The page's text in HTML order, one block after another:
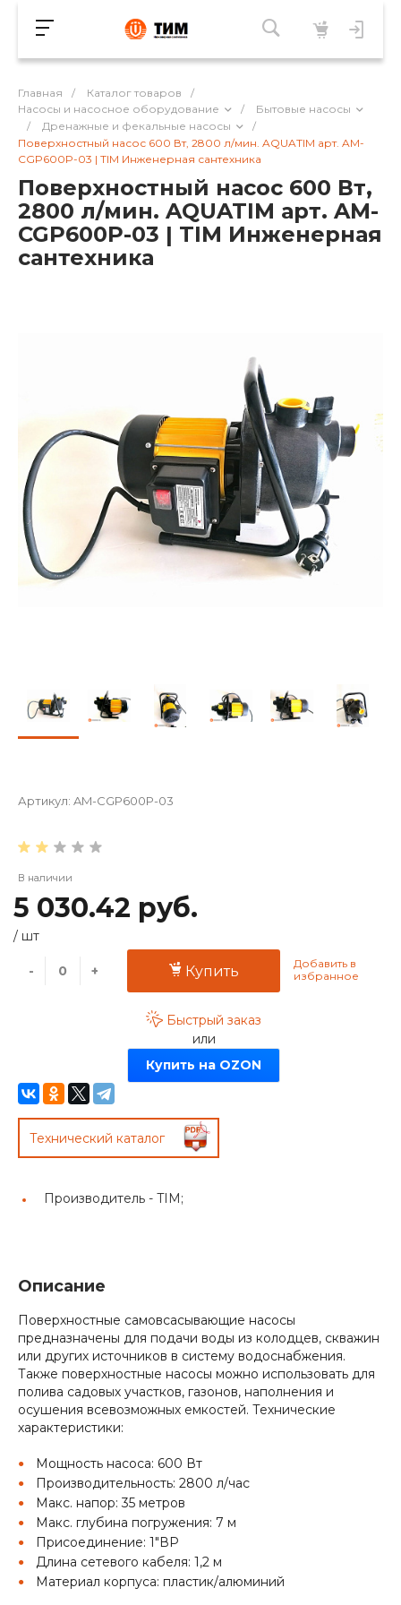
Главная / Каталог товаров
/
Насосы и насосное оборудование
/
Бытовые насосы
/
Дренажные и фекальные насосы
/
Поверхностный насос 600 Вт, 2800 л/мин. AQUATIM арт. AM-
CGP600P-03 | TIM Инженерная сантехника
Поверхностный насос 600 Вт,
2800 л/мин. AQUATIM арт. AM-
CGP600P-03 | TIM Инженерная
сантехника
Артикул: AM-CGP600P-03
В наличии
5 030.42 руб.
/ шт
- + Купить
Быстрый заказ
или
Купить на OZON
Технический каталог
Производитель - TIM;
Описание
Поверхностные самовсасывающие насосы
предназначены для подачи воды из колодцев, скважин
или других источников в систему водоснабжения.
Также поверхностные насосы можно использовать для
полива садовых участков, газонов, наполнения и
осушения всевозможных емкостей. Технические
характеристики:
Мощность насоса: 600 Вт
Производительность: 2800 л/час
Макс. напор: 35 метров
Макс. глубина погружения: 7 м
Присоединение: 1"ВР
Длина сетевого кабеля: 1,2 м
Материал корпуса: пластик/алюминий